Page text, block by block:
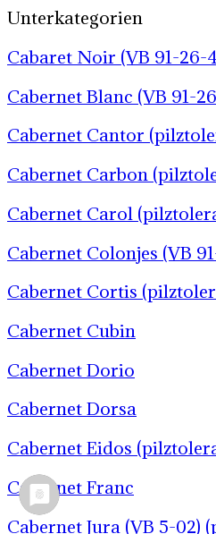
Unterkategorien
Cabaret Noir (VB 91-26-
Cabernet Blanc (VB 91-
Cabernet Cantor
Cabernet Carbon
Cabernet Carol
Cabernet Colonjes (VB
Cabernet Cortis
Cabernet Cubin
Cabernet Dorio
Cabernet Dorsa
Cabernet Eidos
Cabernet Franc
Cabernet Jura (VB 5-02)